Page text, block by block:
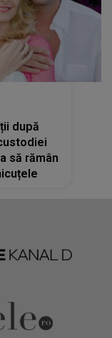
după
să rămân